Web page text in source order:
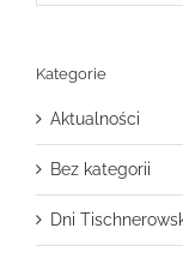
Kategorie
Aktualności
Bez kategorii
Dni